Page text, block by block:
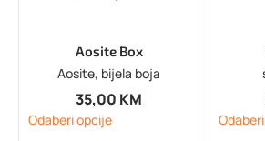
Aosite Box
Aosite, bijela boja
35,00 KM
Odaberi opcije